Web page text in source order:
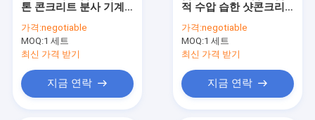
기계를 회반죽 박격포
거품 구체 펌프
작은 구체 펌프
톤 콘크리트 분사 기계
가격:negotiable
MOQ:1 세트
최신 가격 받기
지금 연락
적 수압 습한 샷콘크리
가격:negotiable
MOQ:1 세트
최신 가격 받기
지금 연락